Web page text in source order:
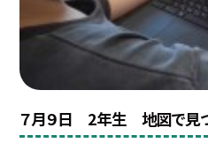
７月９日 2年生 地図で見